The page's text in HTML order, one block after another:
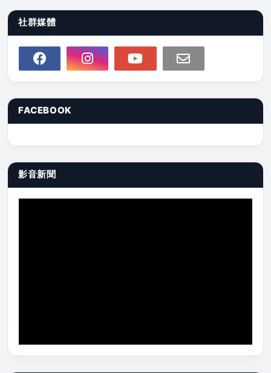
社群媒體
FACEBOOK
影音新聞